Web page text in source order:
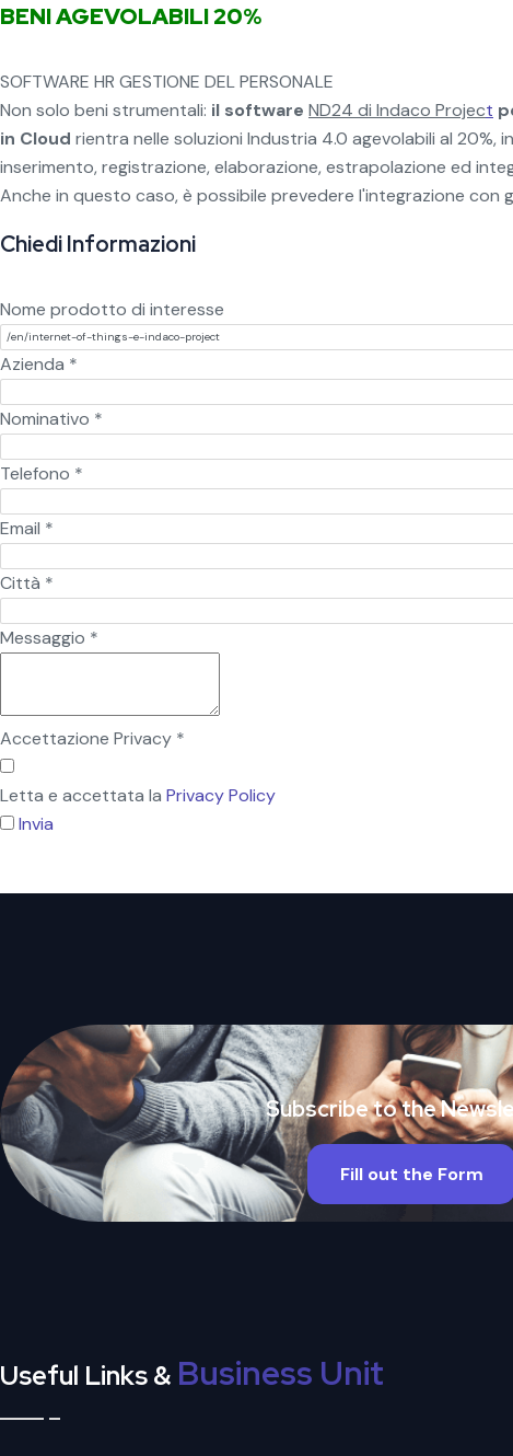
BENI AGEVOLABILI 20%
SOFTWARE HR GESTIONE DEL PERSONALE
Non solo beni strumentali: il software ND24 di Indaco Project
in Cloud rientra nelle soluzioni Industria 4.0 agevolabili al
inserimento, registrazione, elaborazione, estrapolazione ed
Anche in questo caso, è possibile prevedere l'integrazione con
Chiedi Informazioni
Nome prodotto di interesse
Azienda *
Nominativo *
Telefono *
Email *
Città *
Messaggio *
Accettazione Privacy *
Letta e accettata la Privacy Policy
Invia
Subscribe to the
Fill out the Form
Useful Links & Business Unit